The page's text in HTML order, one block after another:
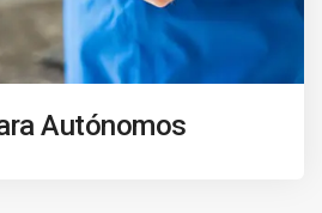
Autónomos